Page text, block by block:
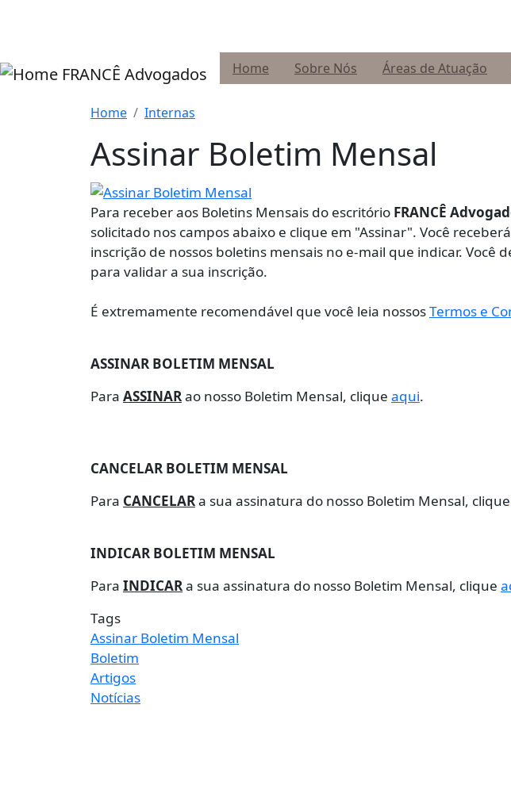
FRANCÊ Advogados Home Sobre Nós Áreas de Atuação
Home Internas
Assinar Boletim Mensal
Para receber aos Boletins Mensais do escritório FRANCÊ
solicitado nos campos abaixo e clique em "Assinar". Você
inscrição de nossos boletins mensais no e-mail que indicar. Você
para validar a sua inscrição.
É extremamente recomendável que você leia nossosTermos e
ASSINAR BOLETIM MENSAL
Para ASSINARao nosso Boletim Mensal, clique aqui.
CANCELAR BOLETIM MENSAL
Para CANCELARa sua assinatura do nosso Boletim Mensal, clique
INDICAR BOLETIM MENSAL
Para INDICARa sua assinatura do nosso Boletim Mensal, clique
Tags
Assinar Boletim Mensal
Boletim
Artigos
Notícias